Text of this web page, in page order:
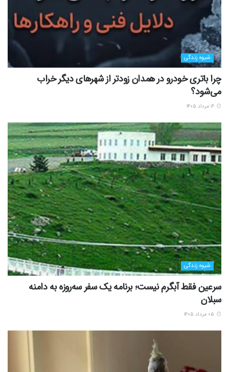
شیوه زندگی
چرا باتری خودرو در همدان زودتر از شهرهای دیگر خراب
می‌شود؟
شیوه زندگی
سرعین فقط آبگرم نیست؛ برنامه یک سفر سه‌روزه به دامنه
سبلان